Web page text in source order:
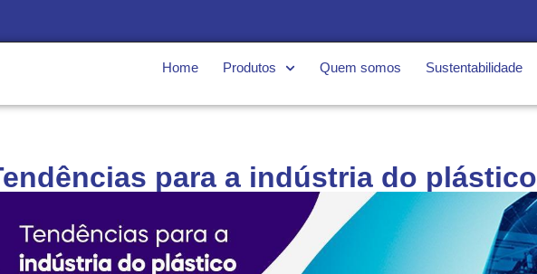
Home Produtos Quem somos Sustentabilidade
para a indústria do plástico